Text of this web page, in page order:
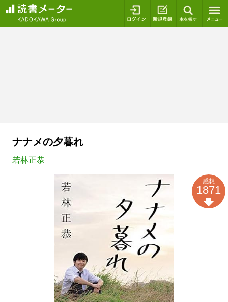
ログイン 新規登録
ナナメの夕暮れ
若林正恭
感想
1871